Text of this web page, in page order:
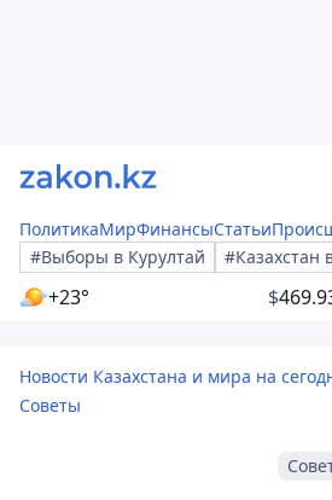
ПолитикаМирФинансыСтатьи
#Выборы в Курултай
#Казахстан
+23° $
Новости Казахстана и мира на
Советы